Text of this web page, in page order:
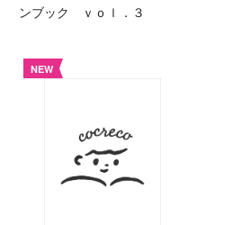
ンブック ｖｏｌ．３
NEW